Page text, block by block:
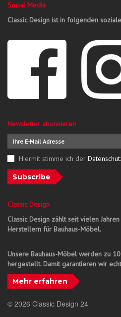
Social Media
Classic Design ist in folgenden
Newsletter abonnieren
Hiermit stimme ich der
Subscribe
Classic Design
Classic Design zählt seit vielen
Herstellern für Bauhaus-Möbel.
Unsere Bauhaus-Möbel werden zu
hergestellt. Damit garantieren wir
Mehr erfahren
© 2026 Classic Design 24